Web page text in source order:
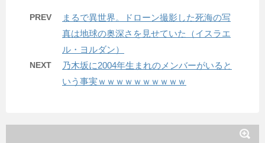
PREV
まるで異世界。ドローン撮影した死海の写
真は地球の奥深さを見せていた（イスラエ
ル・ヨルダン）
NEXT
乃木坂に2004年生まれのメンバーがいると
いう事実ｗｗｗｗｗｗｗｗｗｗ